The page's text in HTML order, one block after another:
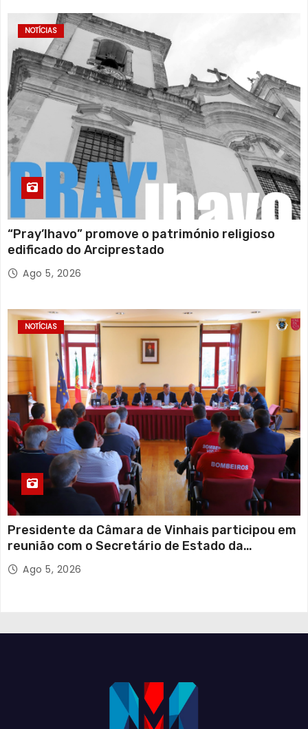
NOTÍCIAS
“Pray’lhavo” promove o património religioso
edificado do Arciprestado
Ago 5, 2026
NOTÍCIAS
Presidente da Câmara de Vinhais participou em
reunião com o Secretário de Estado da
Proteção Civil
Ago 5, 2026